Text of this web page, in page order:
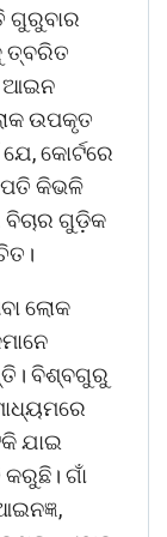
ଗୁରୁବାର
ତ୍ବରିତ
ଆଇନ
ଉପକୃତ
କୋର୍ଟରେ
କିଭଳି
ବିଚାର ଗୁଡ଼ିକ
ଲୋକ
ବିଶ୍ବଗୁରୁ
ଯାଇ
ଗାଁ